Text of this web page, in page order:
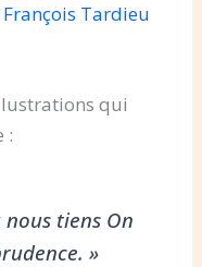
Tardieu
qui
:
tiens On
»